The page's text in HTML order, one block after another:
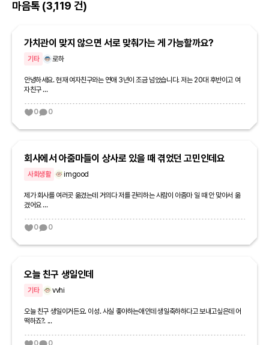
마음톡 (3,119 건)
가치관이 맞지 않으면 서로 맞춰가는 게 가능할까요?
기타 로하
안녕하세요. 현재 여자친구와는 연애 3년이 조금 넘었습니다. 저는 20대 후반이고 여
자친구 ...
0 0
회사에서 아줌마들이 상사로 있을 때 겪었던 고민인데요
사회생활 imgood
제가 회사를 여러곳 옮겼는데 거의다 저를 관리하는 사람이 아줌마 일 때 안 맞아서 옮
겼어요 ...
0 0
오늘 친구 생일인데
기타 vvhi
오늘 친구 생일이거든요. 이성. 사실 좋아하는애인데 생일축하하다고 보내고싶은데 어
떡하죠?. ...
0 0